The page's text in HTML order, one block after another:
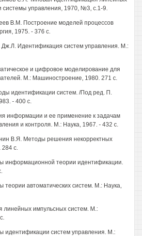
системы управления, 1970, №3, с.1-9.
В.М. Построение моделей процессов
1975. - 376 с.
Идентификация систем управления. М.:
и цифровое моделирование для
М.: Машиностроение, 1980. 271 с.
идентификации систем. /Под ред. П.
- 400 с.
информации и ее применение к задачам
и контроля. М.: Наука, 1967. - 432 с.
В.Я. Методы решения некорректных
284 с.
информационной теории идентификации.
теории автоматических систем. М.: Наука,
линейных импульсных систем. М.:
идентификации систем управления. М.: